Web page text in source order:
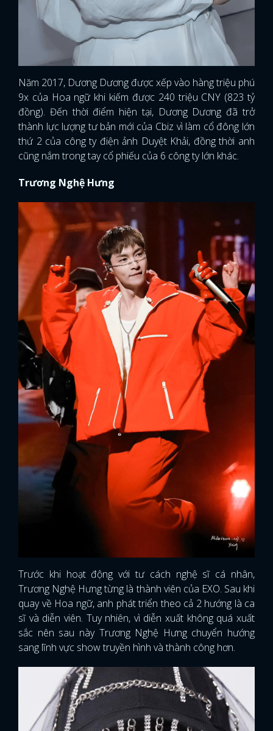
Năm 2017, Dương Dương được xếp vào hàng triệu phú
9x của Hoa ngữ khi kiếm được 240 triệu CNY (823 tỷ
đồng). Đến thời điểm hiện tại, Dương Dương đã trở
thành lực lượng tư bản mới của Cbiz vì làm cổ đông lớn
thứ 2 của công ty điện ảnh Duyệt Khải, đồng thời anh
cũng nắm trong tay cổ phiếu của 6 công ty lớn khác.
Trương Nghệ Hưng
Trước khi hoạt động với tư cách nghệ sĩ cá nhân,
Trương Nghệ Hưng từng là thành viên của EXO. Sau khi
quay về Hoa ngữ, anh phát triển theo cả 2 hướng là ca
sĩ và diễn viên. Tuy nhiên, vì diễn xuất không quá xuất
sắc nên sau này Trương Nghệ Hưng chuyển hướng
sang lĩnh vực show truyền hình và thành công hơn.